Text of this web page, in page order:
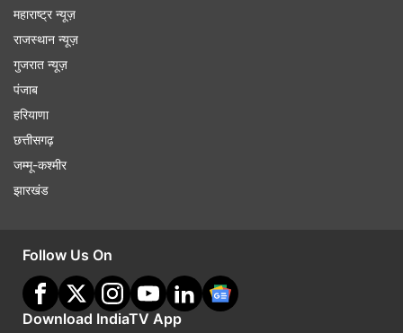
महाराष्ट्र न्यूज़
राजस्थान न्यूज़
गुजरात न्यूज़
पंजाब
हरियाणा
छत्तीसगढ़
जम्मू-कश्मीर
झारखंड
Follow Us On
Download IndiaTV App